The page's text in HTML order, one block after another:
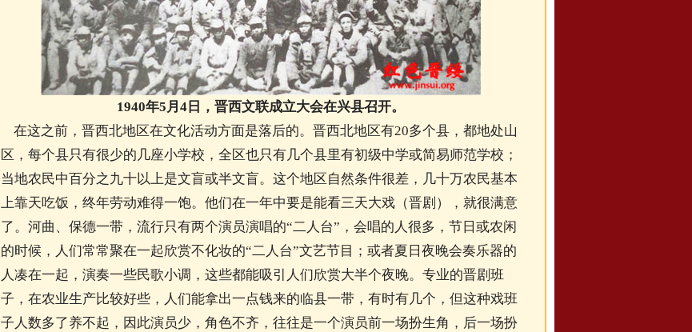
1940年5月4日，晋西文联成立大会在兴县召开。
在这之前，晋西北地区在文化活动方面是落后的。晋西北地区有20多个县，都地处山
区，每个县只有很少的几座小学校，全区也只有几个县里有初级中学或简易师范学校；
当地农民中百分之九十以上是文盲或半文盲。这个地区自然条件很差，几十万农民基本
上靠天吃饭，终年劳动难得一饱。他们在一年中要是能看三天大戏（晋剧），就很满意
了。河曲、保德一带，流行只有两个演员演唱的“二人台”，会唱的人很多，节日或农闲
的时候，人们常常聚在一起欣赏不化妆的“二人台”文艺节目；或者夏日夜晚会奏乐器的
人凑在一起，演奏一些民歌小调，这些都能吸引人们欣赏大半个夜晚。专业的晋剧班
子，在农业生产比较好些，人们能拿出一点钱来的临县一带，有时有几个，但这种戏班
子人数多了养不起，因此演员少，角色不齐，往往是一个演员前一场扮生角，后一场扮